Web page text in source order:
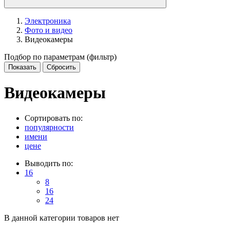
Электроника
Фото и видео
Видеокамеры
Подбор по параметрам (фильтр)
Видеокамеры
Сортировать по:
популярности
имени
цене
Выводить по:
16
8
16
24
В данной категории товаров нет